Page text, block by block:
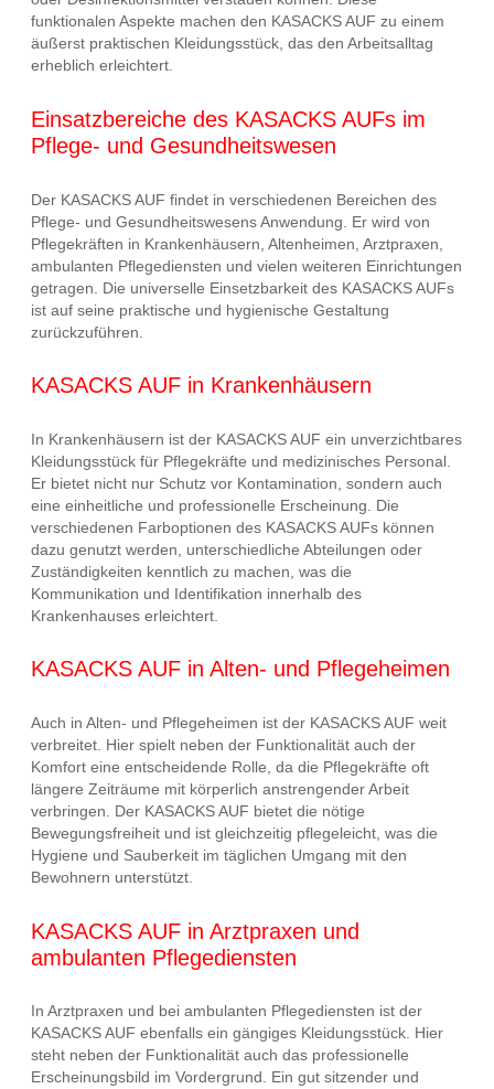
funktionalen Aspekte machen den KASACKS AUF zu einem
äußerst praktischen Kleidungsstück, das den Arbeitsalltag
erheblich erleichtert.
Einsatzbereiche des KASACKS AUFs im
Pflege- und Gesundheitswesen
Der KASACKS AUF findet in verschiedenen Bereichen des
Pflege- und Gesundheitswesens Anwendung. Er wird von
Pflegekräften in Krankenhäusern, Altenheimen, Arztpraxen,
ambulanten Pflegediensten und vielen weiteren Einrichtungen
getragen. Die universelle Einsetzbarkeit des KASACKS AUFs
ist auf seine praktische und hygienische Gestaltung
zurückzuführen.
KASACKS AUF in Krankenhäusern
In Krankenhäusern ist der KASACKS AUF ein unverzichtbares
Kleidungsstück für Pflegekräfte und medizinisches Personal.
Er bietet nicht nur Schutz vor Kontamination, sondern auch
eine einheitliche und professionelle Erscheinung. Die
verschiedenen Farboptionen des KASACKS AUFs können
dazu genutzt werden, unterschiedliche Abteilungen oder
Zuständigkeiten kenntlich zu machen, was die
Kommunikation und Identifikation innerhalb des
Krankenhauses erleichtert.
KASACKS AUF in Alten- und Pflegeheimen
Auch in Alten- und Pflegeheimen ist der KASACKS AUF weit
verbreitet. Hier spielt neben der Funktionalität auch der
Komfort eine entscheidende Rolle, da die Pflegekräfte oft
längere Zeiträume mit körperlich anstrengender Arbeit
verbringen. Der KASACKS AUF bietet die nötige
Bewegungsfreiheit und ist gleichzeitig pflegeleicht, was die
Hygiene und Sauberkeit im täglichen Umgang mit den
Bewohnern unterstützt.
KASACKS AUF in Arztpraxen und
ambulanten Pflegediensten
In Arztpraxen und bei ambulanten Pflegediensten ist der
KASACKS AUF ebenfalls ein gängiges Kleidungsstück. Hier
steht neben der Funktionalität auch das professionelle
Erscheinungsbild im Vordergrund. Ein gut sitzender und